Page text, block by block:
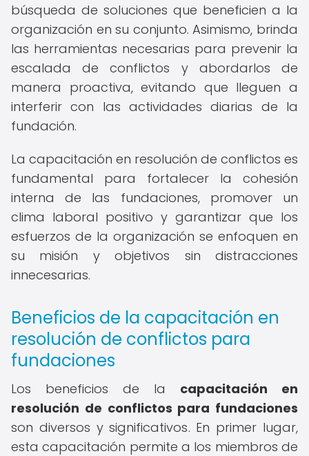
búsqueda de soluciones que beneficien a la
organización en su conjunto. Asimismo, brinda
las herramientas necesarias para prevenir la
escalada de conflictos y abordarlos de
manera proactiva, evitando que lleguen a
interferir con las actividades diarias de la
fundación.
La capacitación en resolución de conflictos es
fundamental para fortalecer la cohesión
interna de las fundaciones, promover un
clima laboral positivo y garantizar que los
esfuerzos de la organización se enfoquen en
su misión y objetivos sin distracciones
innecesarias.
Beneficios de la capacitación en
resolución de conflictos para
fundaciones
Los beneficios de la capacitación en
resolución de conflictos para fundaciones
son diversos y significativos. En primer lugar,
esta capacitación permite a los miembros de